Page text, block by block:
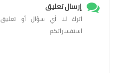
إرسال تعليق
اترك لنا أي سؤال أو
استفساراتكم